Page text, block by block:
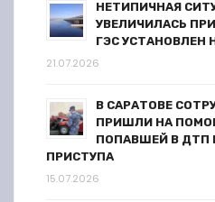
НЕТИПИЧНАЯ
УВЕЛИЧИЛАСЬ
ГЭС
21.07.2026
В САРАТОВЕ
ПРИШЛИ НА
ПОПАВШЕЙ В ДТП
ПРИСТУПА
15.07.2026